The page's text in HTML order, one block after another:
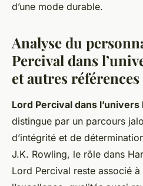
d’une mode durable.
Analyse du
Percival dans
et autres
Lord Percival dans
distingue par un parcours
d’intégrité et de
J.K. Rowling, le rôle dans
Lord Percival reste associé